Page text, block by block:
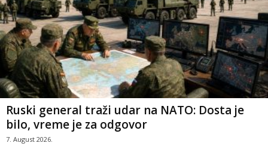
Ruski general traži udar na NATO: Dosta je
bilo, vreme je za odgovor
7. August 2026.